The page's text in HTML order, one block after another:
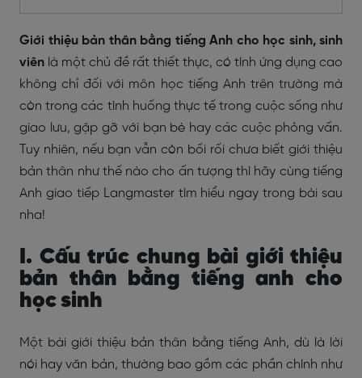
Giới thiệu bản thân bằng tiếng Anh cho học sinh, sinh
viên là một chủ đề rất thiết thực, có tính ứng dụng cao
không chỉ đối với môn học tiếng Anh trên trường mà
còn trong các tình huống thực tế trong cuộc sống như
giao lưu, gặp gỡ với bạn bè hay các cuộc phỏng vấn.
Tuy nhiên, nếu bạn vẫn còn bối rối chưa biết giới thiệu
bản thân như thế nào cho ấn tượng thì hãy cùng tiếng
Anh giao tiếp Langmaster tìm hiểu ngay trong bài sau
nha!
I. Cấu trúc chung bài giới thiệu
bản thân bằng tiếng anh cho
học sinh
Một bài giới thiệu bản thân bằng tiếng Anh, dù là lời
nói hay văn bản, thường bao gồm các phần chính như